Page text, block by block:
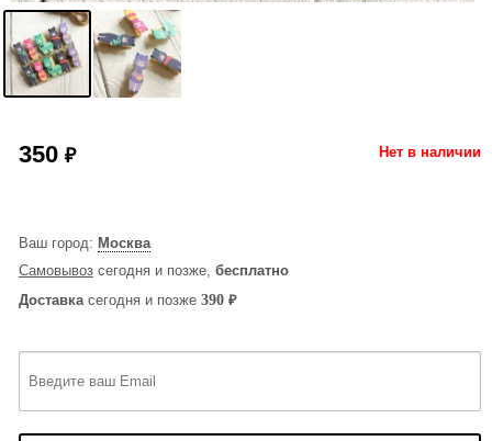
Нет в наличии
350 ₽
Ваш город: Москва
Самовывозсегодня и позже, бесплатно
Доставкасегодня и позже 390 ₽